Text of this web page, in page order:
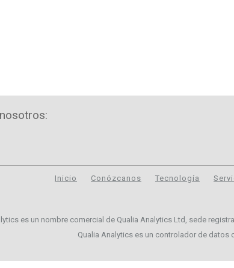
Inicio Conózcanos Tecnología
es un nombre comercial de Qualia Analytics Ltd, sede
Qualia Analytics es un controlador de